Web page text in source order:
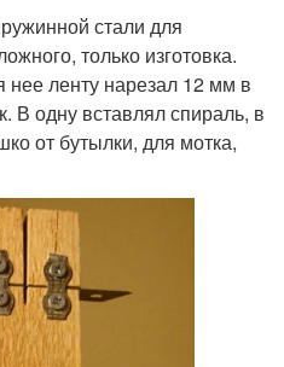
стали для
только изготовка.
нее ленту нарезал 12 мм в
В одну вставлял спираль, в
от бутылки, для мотка,